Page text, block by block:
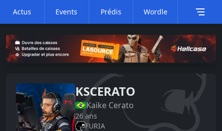
Actus Events Prédis Wordle
KSCERATO
Kaike Cerato
26 ans
FURIA